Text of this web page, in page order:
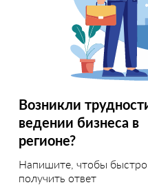
Возникли
ведении бизнеса в
регионе?
Напишите, чтобы быстро
получить ответ